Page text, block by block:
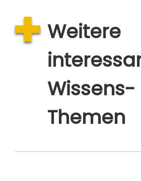
Weitere
Wissens-
Themen